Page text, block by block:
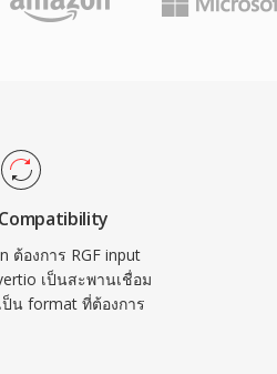
ต้องการ RGF input
เป็นสะพานเชื่อม
น format ที่ต้องการ